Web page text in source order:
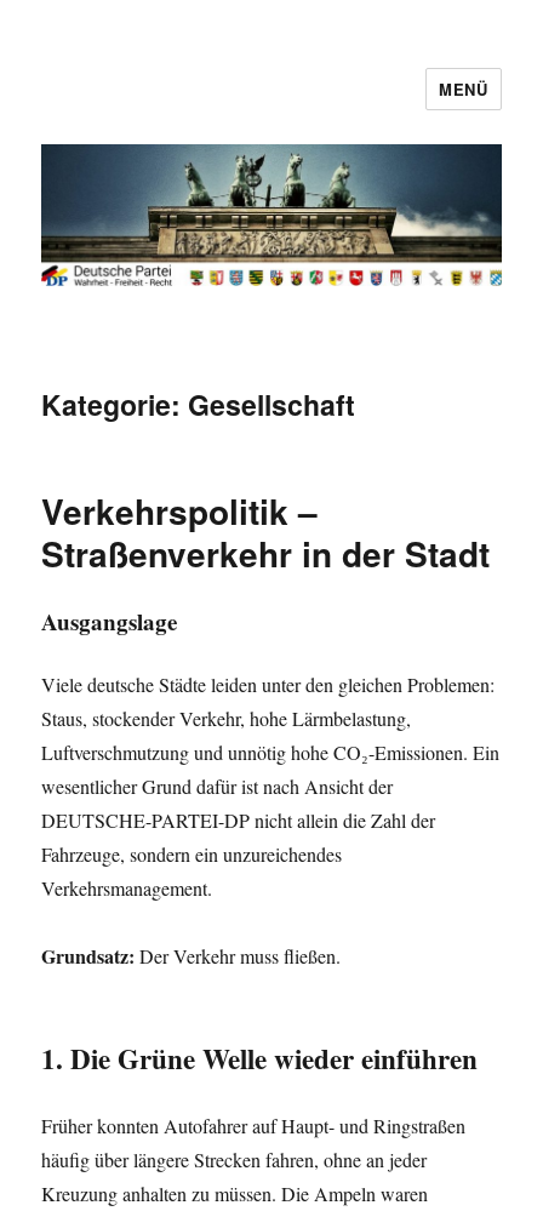
MENÜ
Kategorie: Gesellschaft
Verkehrspolitik –
Straßenverkehr in der Stadt
Ausgangslage
Viele deutsche Städte leiden unter den gleichen Problemen:
Staus, stockender Verkehr, hohe Lärmbelastung,
Luftverschmutzung und unnötig hohe CO₂-Emissionen. Ein
wesentlicher Grund dafür ist nach Ansicht der
DEUTSCHE-PARTEI-DP nicht allein die Zahl der
Fahrzeuge, sondern ein unzureichendes
Verkehrsmanagement.
Grundsatz: Der Verkehr muss fließen.
1. Die Grüne Welle wieder einführen
Früher konnten Autofahrer auf Haupt- und Ringstraßen
häufig über längere Strecken fahren, ohne an jeder
Kreuzung anhalten zu müssen. Die Ampeln waren